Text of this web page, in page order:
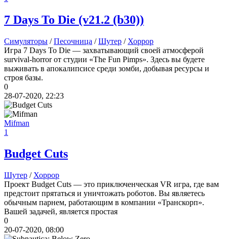
cord:Boycenunse,
Да, сделано. Добавил саундтрек Need for Speed: Most Wanted
Soundtrack (OST):
скачать
Представлено несколько ссылок на скачивание (торрент,
архив и FLAC), но основной – Unofficial Game Soundtrack
OST. На странице можно послушать онлайн полную версию,
включая треки от Paul Linford
Сборник получился добротный, наслаждайтесь!
Boycenunse
Mifman:Добро пожаловать на игровой сайт mifman.ru
Делитесь играми с друзьями и добавляйте сайт в избранное.
В этом чате Вы можете общаться. Пишите свои отзывы и
комментарии к играм.
7 Days To Die (v21.2 (b30))
Симуляторы /Песочница /Шутер / Хоррор
Игра 7 Days To Die — захватывающий своей атмосферой
survival-horror от студии «The Fun Pimps». Здесь вы будете
выживать в апокалипсисе среди зомби, добывая ресурсы и
строя базы.
0
28-07-2020, 22:23
Mifman
1
Budget Cuts
Шутер / Хоррор
Проект Budget Cuts — это приключенческая VR игра, где вам
предстоит прятаться и уничтожать роботов. Вы являетесь
обычным парнем, работающим в компании «Транскорп».
Вашей задачей, является простая
0
20-07-2020, 08:00